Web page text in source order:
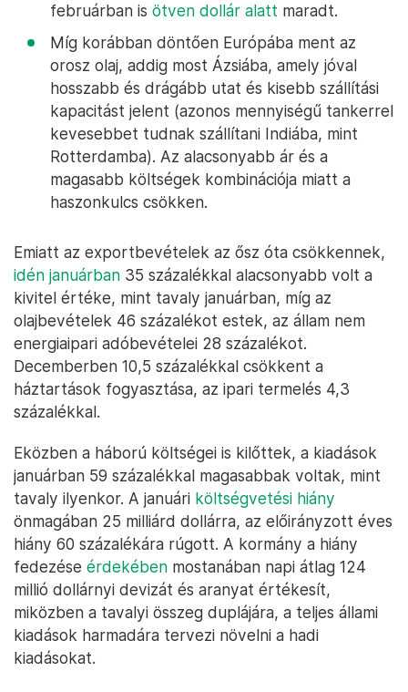
februárban is ötven dollár alatt maradt.
Míg korábban döntően Európába ment az
orosz olaj, addig most Ázsiába, amely jóval
hosszabb és drágább utat és kisebb szállítási
kapacitást jelent (azonos mennyiségű tankerrel
kevesebbet tudnak szállítani Indiába, mint
Rotterdamba). Az alacsonyabb ár és a
magasabb költségek kombinációja miatt a
haszonkulcs csökken.
Emiatt az exportbevételek az ősz óta csökkennek,
idén januárban 35 százalékkal alacsonyabb volt a
kivitel értéke, mint tavaly januárban, míg az
olajbevételek 46 százalékot estek, az állam nem
energiaipari adóbevételei 28 százalékot.
Decemberben 10,5 százalékkal csökkent a
háztartások fogyasztása, az ipari termelés 4,3
százalékkal.
Eközben a háború költségei is kilőttek, a kiadások
januárban 59 százalékkal magasabbak voltak, mint
tavaly ilyenkor. A januári költségvetési hiány
önmagában 25 milliárd dollárra, az előirányzott éves
hiány 60 százalékára rúgott. A kormány a hiány
fedezése érdekében mostanában napi átlag 124
millió dollárnyi devizát és aranyat értékesít,
miközben a tavalyi összeg duplájára, a teljes állami
kiadások harmadára tervezi növelni a hadi
kiadásokat.